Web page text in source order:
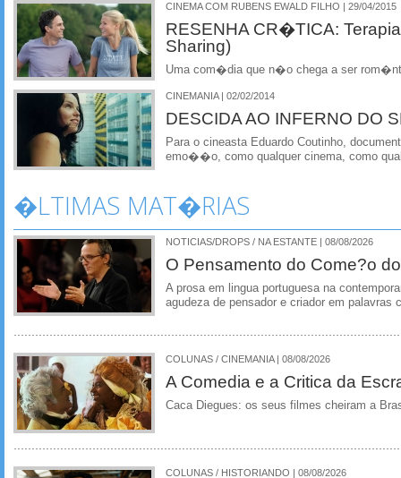
CINEMA COM RUBENS EWALD FILHO | 29/04/2015
RESENHA CR�TICA:
Sharing)
Uma com�dia que n�o chega a ser
CINEMANIA | 02/02/2014
DESCIDA AO INFERNO DO
Para o cineasta Eduardo Coutinho,
emo��o, como qualquer cinema, como
�LTIMAS MAT�RIAS
NOTICIAS/DROPS / NA ESTANTE | 08/08/2026
O Pensamento do Come?o
A prosa em lingua portuguesa na
agudeza de pensador e criador em palavras
COLUNAS / CINEMANIA | 08/08/2026
A Comedia e a Critica da
Caca Diegues: os seus filmes cheiram a
COLUNAS / HISTORIANDO | 08/08/2026